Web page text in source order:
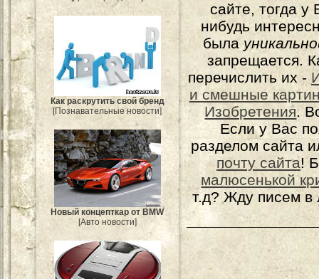
Как раскрутить свой бренд
[Познавательные новости]
Новый концепткар от BMW
[Авто новости]
сайте, тогда у
нибудь
была
запрещается.
перечислить их -
и смешные
Изобретения.
Если у Вас
разделом сайта
почту сайта!
малюсенькой
т.д? Жду писем в